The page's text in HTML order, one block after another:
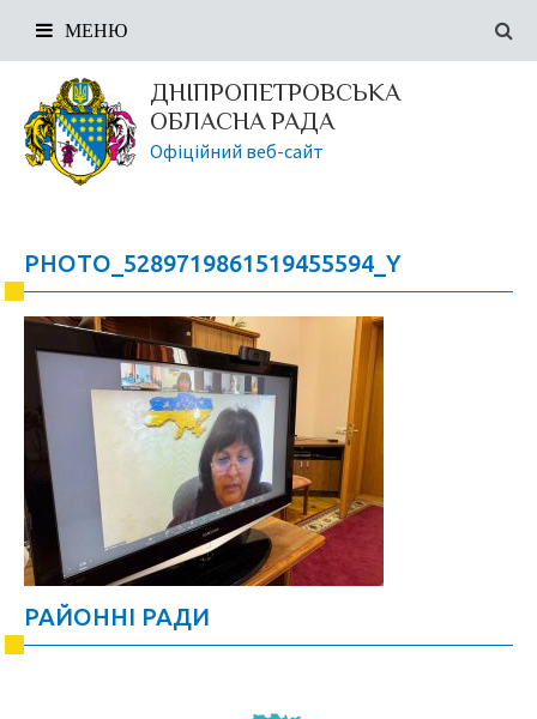
ДНІПРОПЕТРОВСЬКА
ОБЛАСНА РАДА
Офіційний веб-сайт
МЕНЮ
PHOTO_5289719861519455594_Y
РАЙОННІ РАДИ